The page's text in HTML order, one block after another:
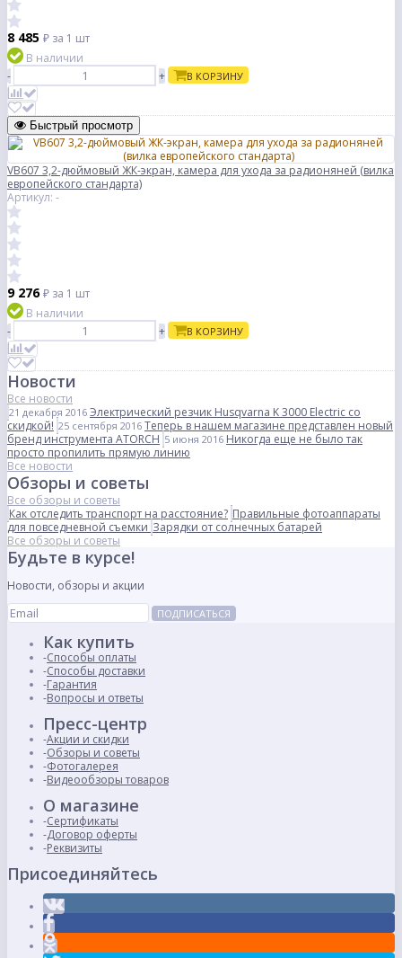
8 485 ₽ за 1 шт
В наличии
-
+ В КОРЗИНУ
Быстрый просмотр
VB607 3,2-дюймовый ЖК-экран, камера для ухода за радионяней (вилка
европейского стандарта)
Артикул: -
9 276₽ за 1 шт
В наличии
-
+ В КОРЗИНУ
Новости
Все новости
21 декабря 2016 Электрический резчик Husqvarna K 3000 Electric со
скидкой! 25 сентября 2016 Теперь в нашем магазине представлен новый
бренд инструмента ATORCH 5 июня 2016 Никогда еще не было так
просто пропилить прямую линию
Все новости
Обзоры и советы
Все обзоры и советы
Как отследить транспорт на расстояние? Правильные фотоаппараты
для повседневной съемки Зарядки от солнечных батарей
Все обзоры и советы
Будьте в курсе!
Новости, обзоры и акции
ПОДПИСАТЬСЯ
Как купить
Способы оплаты
Способы доставки
Гарантия
Вопросы и ответы
Пресс-центр
Акции и скидки
Обзоры и советы
Фотогалерея
Видеообзоры товаров
О магазине
Сертификаты
Договор оферты
Реквизиты
Присоединяйтесь